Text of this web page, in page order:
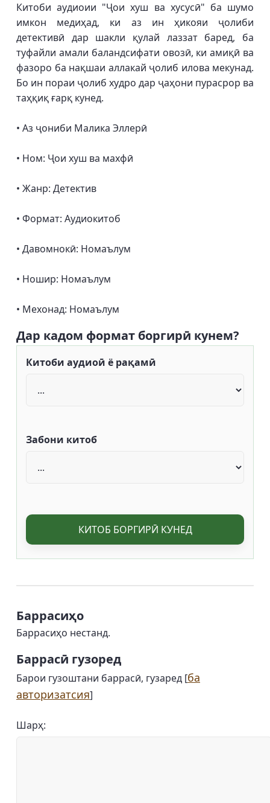
Китоби аудиоии "Ҷои хуш ва хусусӣ" ба шумо
имкон медиҳад, ки аз ин ҳикояи ҷолиби
детективӣ дар шакли қулай лаззат баред, ба
туфайли амали баландсифати овозӣ, ки амиқӣ ва
фазоро ба нақшаи аллакай ҷолиб илова мекунад.
Бо ин пораи ҷолиб худро дар ҷаҳони пурасрор ва
таҳқиқ ғарқ кунед.
• Аз ҷониби Малика Эллерӣ
• Ном: Ҷои хуш ва махфӣ
• Жанр: Детектив
• Формат: Аудиокитоб
• Давомнокӣ: Номаълум
• Ношир: Номаълум
• Мехонад: Номаълум
Дар кадом формат боргирӣ кунем?
Китоби аудиоӣ ё рақамӣ
Забони китоб
КИТОБ БОРГИРӢ КУНЕД
Баррасиҳо
Баррасиҳо нестанд.
Баррасӣ гузоред
Барои гузоштани баррасӣ, гузаред [ба
авторизатсия]
Шарҳ: